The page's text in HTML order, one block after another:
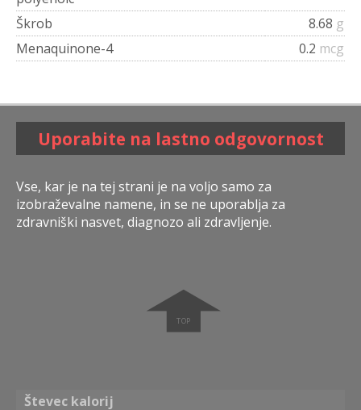
Škrob
8.68 g
Menaquinone-4
0.2 mcg
Uporabite na lastno odgovornost
Vse, kar je na tej strani je na voljo samo za
izobraževalne namene, in se ne uporablja za
zdravniški nasvet, diagnozo ali zdravljenje.
➧
Števec kalorij